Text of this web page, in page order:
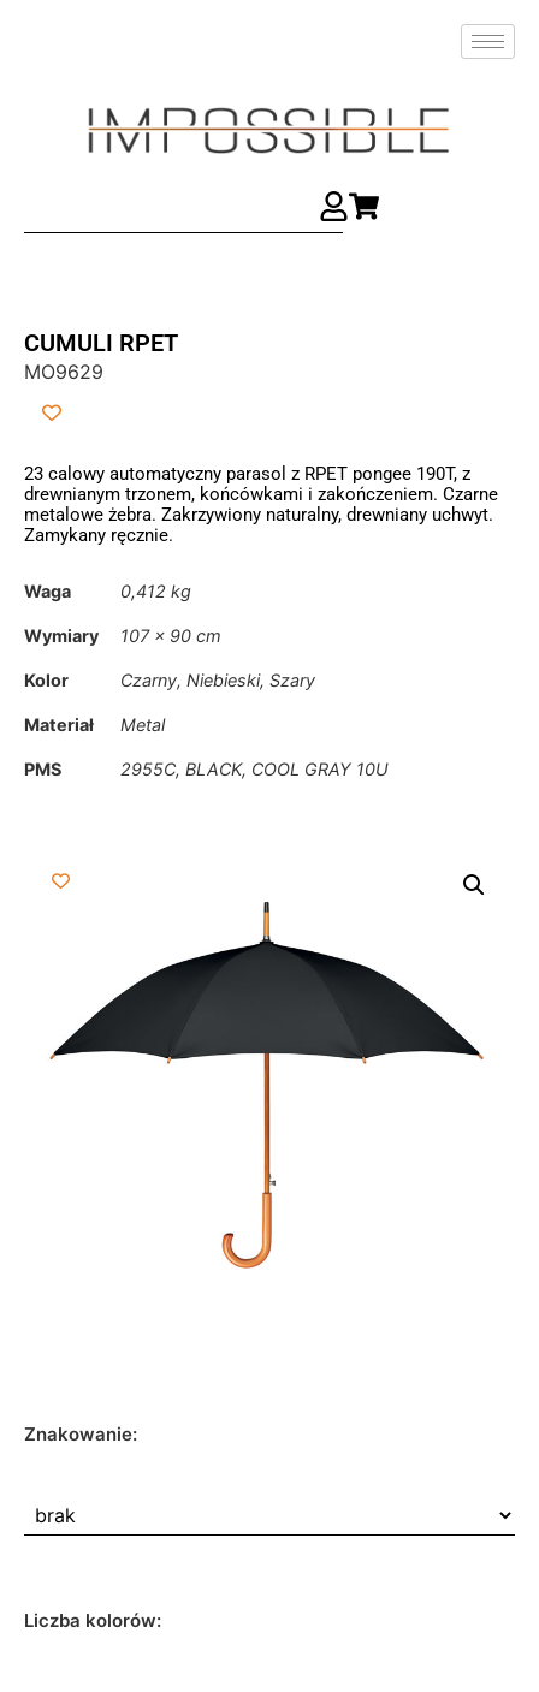
CUMULI RPET
MO9629
23 calowy automatyczny parasol z RPET pongee 190T, z
drewnianym trzonem, końcówkami i zakończeniem. Czarne
metalowe żebra. Zakrzywiony naturalny, drewniany uchwyt.
Zamykany ręcznie.
Waga 0,412 kg
Wymiary 107 × 90 cm
Kolor Czarny, Niebieski, Szary
Materiał Metal
PMS 2955C, BLACK, COOL GRAY 10U
Znakowanie:
Liczba kolorów: